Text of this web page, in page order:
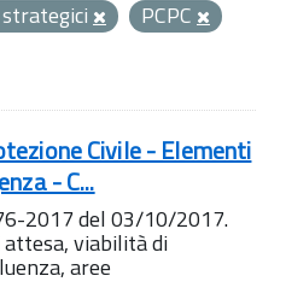
PCPC
Civile - Elementi
- C...
2017 del 03/10/2017.
attesa, viabilità di
aree